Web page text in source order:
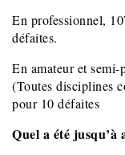
En professionnel,
défaites.
En amateur et
(Toutes disciplines
pour 10 défaites
Quel a été